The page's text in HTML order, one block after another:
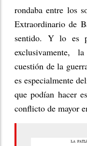
rondaba entre los
Extraordinario de
sentido. Y lo es
exclusivamente,
cuestión de la
es especialmente
que podían hacer
conflicto de mayor